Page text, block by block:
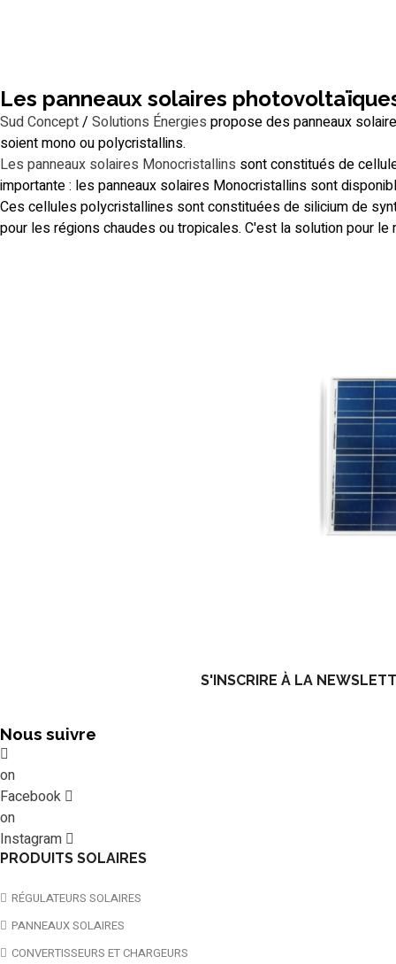
Les panneaux solaires
Sud Concept/ Solutions Énergies propose des panneaux
soient mono ou polycristallins.
Les panneaux solaires Monocristallins sont constitués de
importante : les panneaux solaires Monocristallins sont
Ces cellules polycristallines sont constituées de silicium de
pour les régions chaudes ou tropicales. C'est la solution pour
S'INSCRIRE À LA
Nous suivre
on
Facebook
on
Instagram
PRODUITS SOLAIRES
RÉGULATEURS SOLAIRES
PANNEAUX SOLAIRES
CONVERTISSEURS ET CHARGEURS